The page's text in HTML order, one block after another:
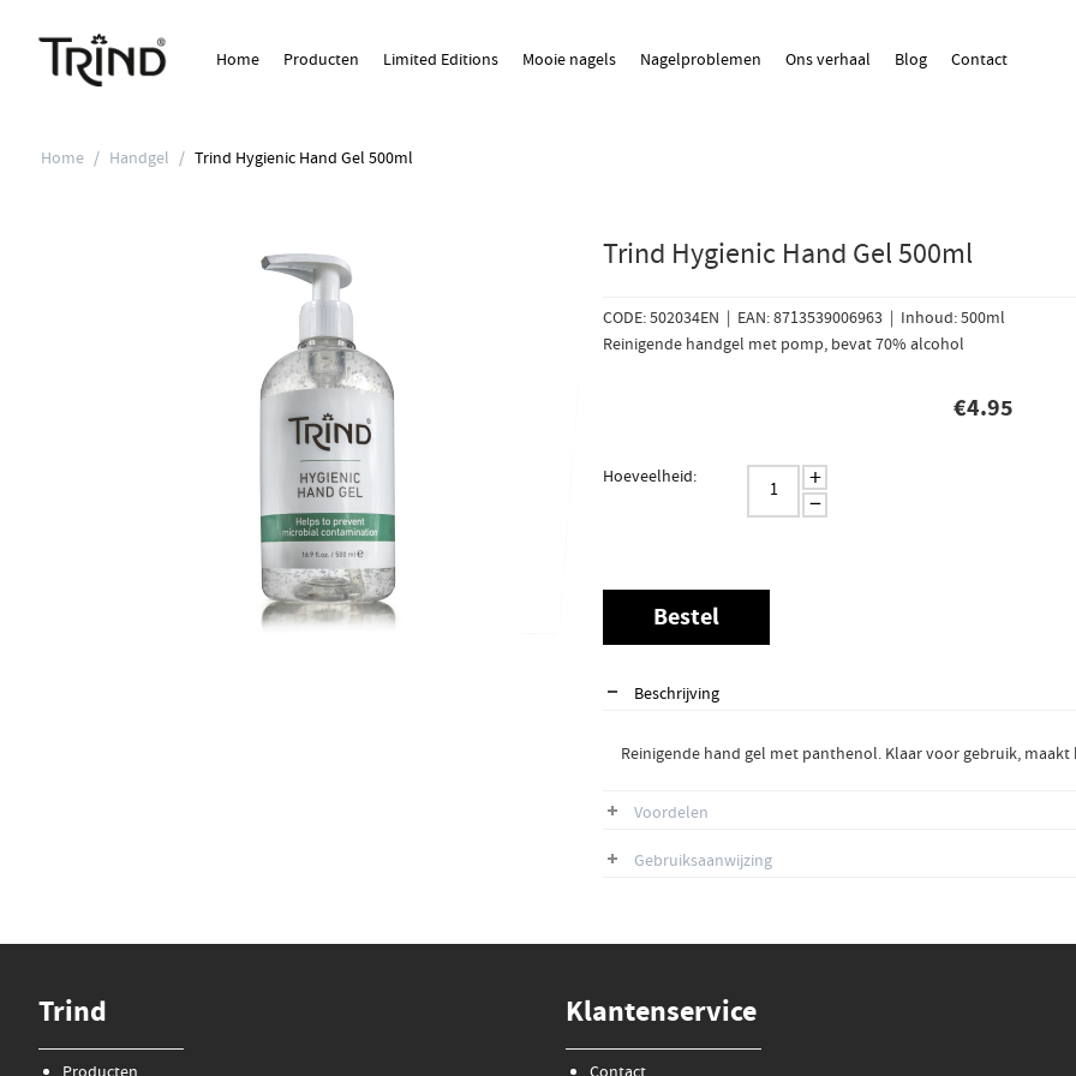
Home Producten Limited Editions Mooie nagels Nagelproblemen Ons verhaal Blog Contact
Home / Handgel / Trind Hygienic Hand Gel 500ml
Trind Hygienic Hand Gel 500ml
CODE: 502034EN | EAN: 8713539006963 | Inhoud: 500ml
Reinigende handgel met pomp, bevat 70% alcohol
€4.95
Hoeveelheid: +
−
Bestel
Beschrijving
Reinigende hand gel met panthenol. Klaar voor gebruik,
Voordelen
Gebruiksaanwijzing
Trind Klantenservice